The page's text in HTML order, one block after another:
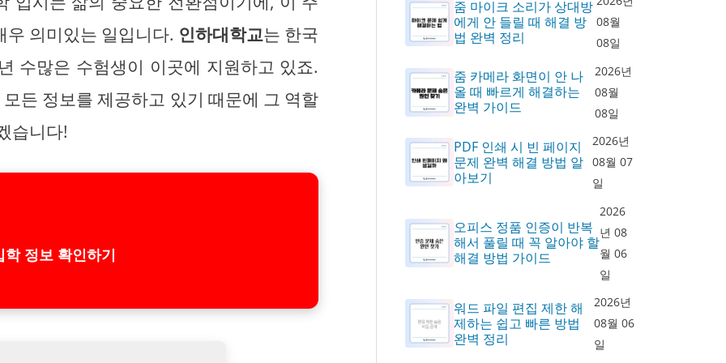
의미있는 일입니다. 인하대학교는 한국
수많은 수험생이 이곳에 지원하고 있죠.
든 정보를 제공하고 있기 때문에 그 역할
습니다!
학 정보 확인하기
줌 마이크 소리가 상대방
에게 안 들릴 때 해결 방
법 완벽 정리
08월
08일
줌 카메라 화면이 안 나
올 때 빠르게 해결하는
완벽 가이드
2026년
08월
08일
PDF 인쇄 시 빈 페이지
문제 완벽 해결 방법 알
아보기
2026년
08월 07
일
오피스 정품 인증이 반복
해서 풀릴 때 꼭 알아야 할
해결 방법 가이드
2026
년 08
월 06
일
워드 파일 편집 제한 해
제하는 쉽고 빠른 방법
완벽 정리
2026년
08월 06
일